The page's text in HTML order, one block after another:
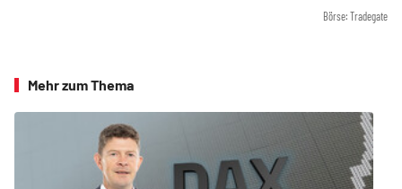
Börse: Tradegate
Mehr zum Thema